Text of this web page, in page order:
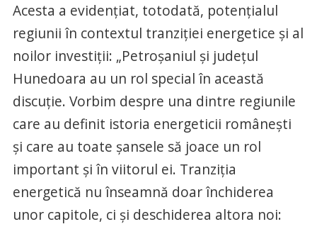
Acesta a evidențiat, totodată, potențialul
regiunii în contextul tranziției energetice și al
noilor investiții: „Petroșaniul și județul
Hunedoara au un rol special în această
discuție. Vorbim despre una dintre regiunile
care au definit istoria energeticii românești
și care au toate șansele să joace un rol
important și în viitorul ei. Tranziția
energetică nu înseamnă doar închiderea
unor capitole, ci și deschiderea altora noi: